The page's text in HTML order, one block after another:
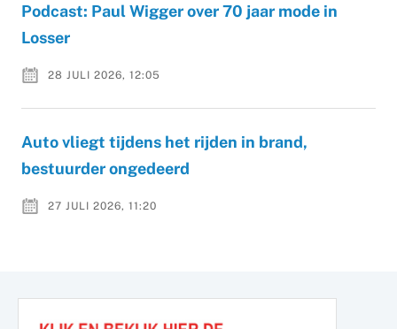
Podcast: Paul Wigger over 70 jaar mode in
Losser
28 JULI 2026, 12:05
Auto vliegt tijdens het rijden in brand,
bestuurder ongedeerd
27 JULI 2026, 11:20